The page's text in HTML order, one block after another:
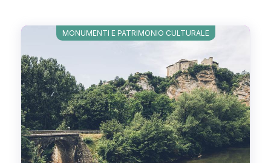
MONUMENTI E PATRIMONIO CULTURALE